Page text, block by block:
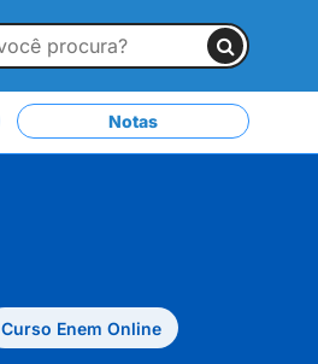
Notas
Curso Enem Online